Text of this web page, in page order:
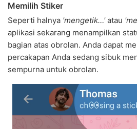
Memilih Stiker
Seperti halnya 'mengetik…'atau
aplikasi sekarang menampilkan
bagian atas obrolan. Anda dapat
percakapan Anda sedang sibuk
sempurna untuk obrolan.